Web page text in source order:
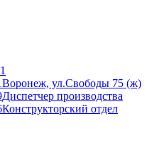
Воронеж, ул.Свободы 75 (ж)
Диспетчер производства
Конструкторский отдел